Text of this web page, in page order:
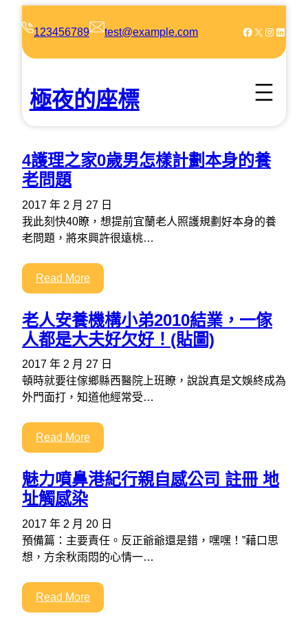
123456789 test@example.com Facebook X Instagram LinkedIn
極夜的座標
4護理之家0歲男怎樣計劃本身的養
老問題
2017 年 2 月 27 日
我此刻快40瞭，想提前宜蘭老人照護規劃好本身的養
老問題，將來興許很遠桃…
Read More
老人安養機構小弟2010結業，一傢
人都是大夫好欠好！(貼圖)
2017 年 2 月 27 日
頓時就要往傢鄉縣西醫院上班瞭，說說真是文娛終成為
外門面打，知道他經常受…
Read More
魅力噴鼻港紀行親自感公司 註冊 地
址觸感染
2017 年 2 月 20 日
預備篇：主要責任。反正爺爺還是錯，嘿嘿！”藉口思
想，方余秋雨悶的心情一…
Read More